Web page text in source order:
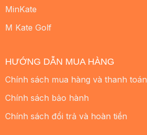
MinKate
M Kate Golf
HƯỚNG DẪN MUA HÀNG
Chính sách mua hàng và thanh toán
Chính sách bảo hành
Chính sách đổi trả và hoàn tiền